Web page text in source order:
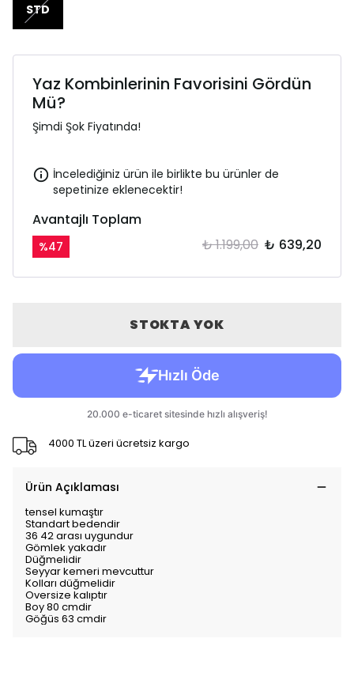
STD
Yaz Kombinlerinin Favorisini Gördün
Mü?
Şimdi Şok Fiyatında!
İncelediğiniz ürün ile birlikte bu ürünler de
sepetinize eklenecektir!
Avantajlı Toplam
%47 ₺ 1.199,00 ₺ 639,20
STOKTA YOK
4000 TL üzeri ücretsiz kargo
Ürün Açıklaması
tensel kumaştır
Standart bedendir
36 42 arası uygundur
Gömlek yakadır
Düğmelidir
Seyyar kemeri mevcuttur
Kolları düğmelidir
Oversize kalıptır
Boy 80 cmdir
Göğüs 63 cmdir